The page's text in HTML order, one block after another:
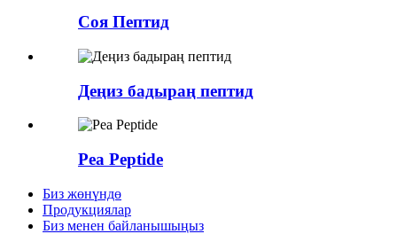
Соя Пептид
Деңиз бадыраң пептид
Pea Peptide
Биз жөнүндө
Продукциялар
Биз менен байланышыңыз